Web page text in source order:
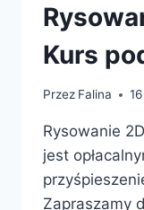
Kurs
Przez Falina
Rysowanie
jest
Zapraszamy